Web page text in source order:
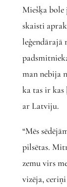
Miešķa
skaisti
leģendārajā
man nebija
ka tas ir kas
ar Latviju.
“Mēs
pilsētas.
zemu virs
vizēja,